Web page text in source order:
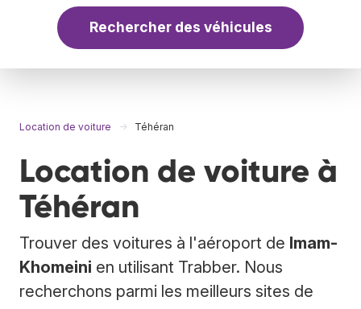
Rechercher des véhicules
Location de voiture Téhéran
Location de voiture à
Téhéran
Trouver des voitures à l'aéroport de Imam-
Khomeini en utilisant Trabber. Nous
recherchons parmi les meilleurs sites de